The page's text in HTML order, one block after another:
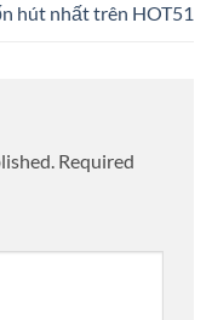
hút nhất trên HOT51
Required